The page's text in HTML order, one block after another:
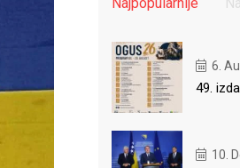
6.
49.
10.